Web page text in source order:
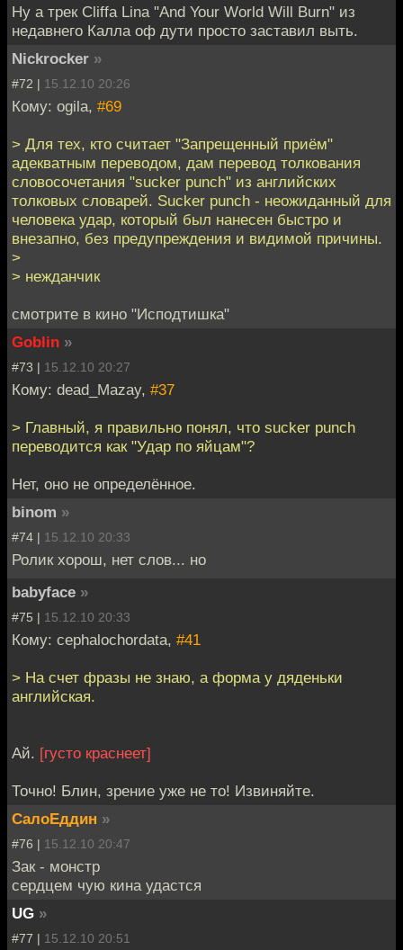
Ну а трек Cliffа Linа "And Your World Will Burn" из
недавнего Калла оф дути просто заставил выть.
Nickrocker »
#72 | 15.12.10 20:26
Кому: ogila, #69
> Для тех, кто считает "Запрещенный приём"
адекватным переводом, дам перевод толкования
словосочетания "sucker punch" из английских
толковых словарей. Sucker punch - неожиданный для
человека удар, который был нанесен быстро и
внезапно, без предупреждения и видимой причины.
>
> нежданчик
смотрите в кино "Исподтишка"
Goblin »
#73 | 15.12.10 20:27
Кому: dead_Mazay, #37
> Главный, я правильно понял, что sucker punch
переводится как "Удар по яйцам"?
Нет, оно не определённое.
binom »
#74 | 15.12.10 20:33
Ролик хорош, нет слов... но
babyface »
#75 | 15.12.10 20:33
Кому: cephalochordata, #41
> На счет фразы не знаю, а форма у дяденьки
английская.
Ай. [густо краснеет]
Точно! Блин, зрение уже не то! Извиняйте.
СалоЕддин »
#76 | 15.12.10 20:47
Зак - монстр
сердцем чую кина удастся
UG »
#77 | 15.12.10 20:51